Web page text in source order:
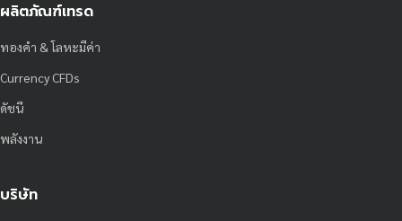
ผลิตภัณฑ์เทรด
ทองคำ & โลหะมีค่า
Currency CFDs
ดัชนี
พลังงาน
บริษัท